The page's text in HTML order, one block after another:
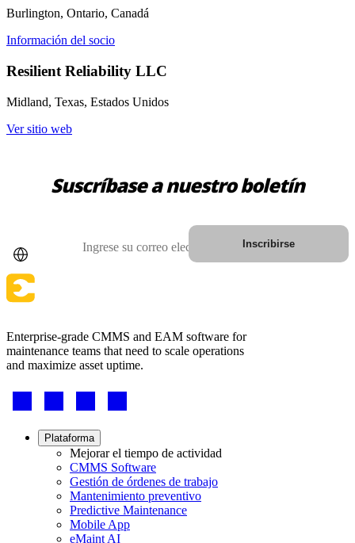
Mantenimiento Preventivo
Programe trabajos recurrentes, evite fallas
Mantenimiento Predictivo
Actúe según datos de sensores y condición
Ciencias de la Vida
GxP, 21 CFR Parte 11, listo para validación
Instalaciones
Corporativo, educación, bienes raíces de uso mixto
Burlington, Ontario, Canadá
Información del socio
Resilient Reliability LLC
Midland, Texas, Estados Unidos
Ver sitio web
Suscríbase a nuestro boletín
Inscribirse
Enterprise-grade CMMS and EAM software for
maintenance teams that need to scale operations
and maximize asset uptime.
Footer
Footer Plataforma
Mejorar el tiempo de actividad
CMMS Software
Gestión de órdenes de trabajo
Mantenimiento preventivo
Predictive Maintenance
Mobile App
eMaint AI